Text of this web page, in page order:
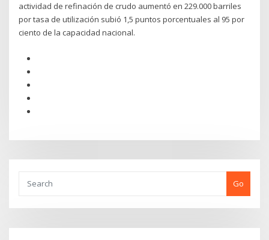
actividad de refinación de crudo aumentó en 229.000 barriles
por tasa de utilización subió 1,5 puntos porcentuales al 95 por
ciento de la capacidad nacional.
Go